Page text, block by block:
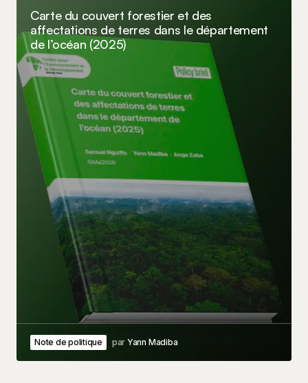
Carte du couvert forestier et des
affectations de terres dans le département
de l’océan (2025)
Note de politique par Yann Madiba